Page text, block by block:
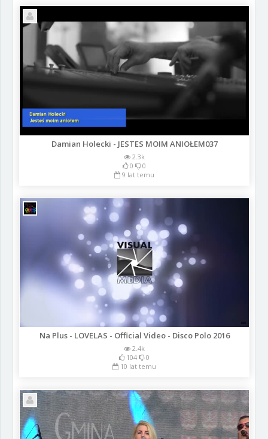
Damian Holecki - JESTES MOIM ANIOŁEM037
2.3k
0
0
9 lat temu
Na Plus - LOVELAS - Official Video - Disco Polo 2016
2.4k
104
0
10 lat temu